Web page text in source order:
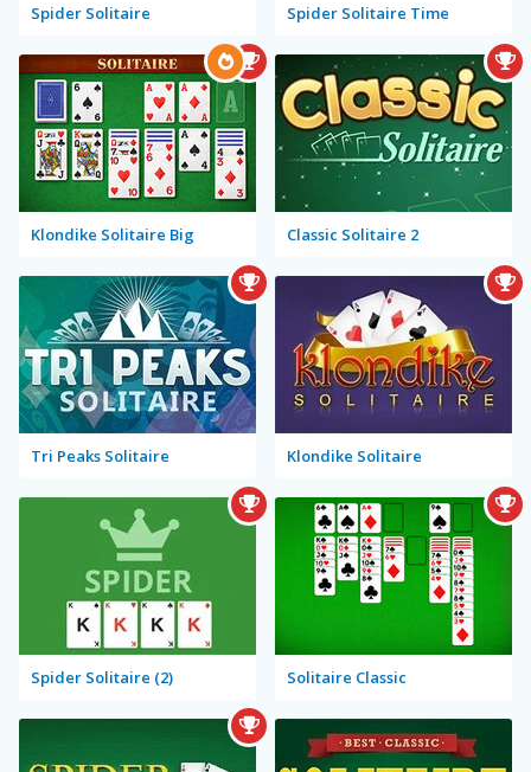
Spider Solitaire Spider Solitaire Time
Klondike Solitaire Big Classic Solitaire 2
Tri Peaks Solitaire Klondike Solitaire
Spider Solitaire (2) Solitaire Classic